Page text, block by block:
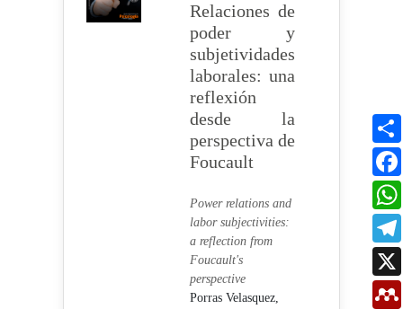
Relaciones de
poder y
subjetividades
laborales: una
reflexión
desde la
perspectiva de
Foucault
Power relations and
labor subjectivities:
a reflection from
Foucault's
perspective
Porras Velasquez,